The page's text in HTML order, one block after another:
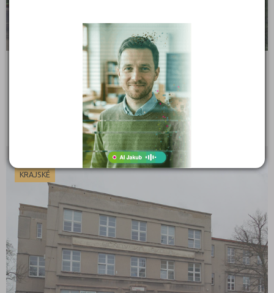
Střední odborná škola, Frýdek-Místek, příspěvková
Lískovecká 2089, 73801 Frýdek-Místek
Ředitel: Ing. Jan Durčák
KRAJSKÉ